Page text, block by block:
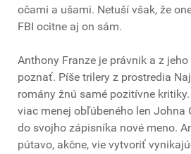
očami a ušami. Netuší však, že
FBI ocitne aj on sám.
Anthony Franze je právnik a z jeho
poznať. Píše trilery z prostredia
romány žnú samé pozitívne
viac menej obľúbeného len Johna
do svojho zápisníka nové meno.
pútavo, akčne, vie vytvoriť